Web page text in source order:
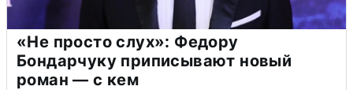
«Не просто слух»: Федору
Бондарчуку приписывают новый
роман — с кем